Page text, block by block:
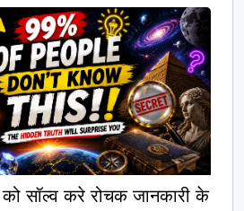
सॉल्व करे रोचक जानकारी के